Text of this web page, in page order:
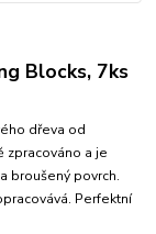
Blocks, 7ks
dřeva od
zpracováno a je
broušený povrch.
Perfektní